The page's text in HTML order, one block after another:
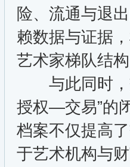
险、流通与退
赖数据与证据
艺术家梯队结
与此同时，
授权—交易”的
档案不仅提高
于艺术机构与